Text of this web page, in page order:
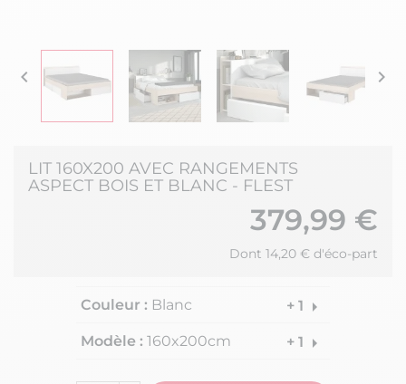
 
LIT 160X200 AVEC RANGEMENTS
ASPECT BOIS ET BLANC - FLEST
379,99 €
Dont 14,20 € d'éco-part
Couleur : Blanc + 1 arrow_right
Modèle : 160x200cm + 1 arrow_right